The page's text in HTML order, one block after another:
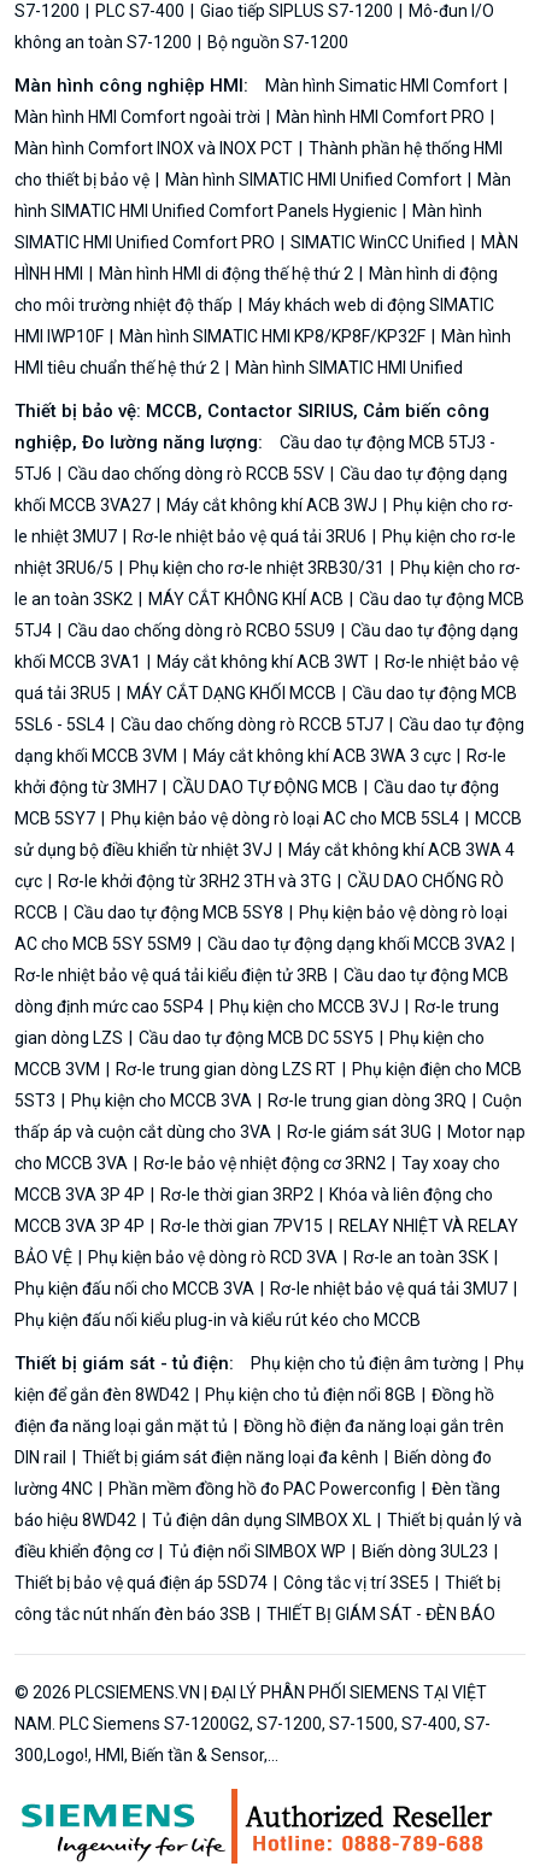
S7-1200
PLC S7-400 Giao tiếp SIPLUS S7-1200
Mô-đun I/O
không an toàn S7-1200
Bộ nguồn S7-1200
Màn hình công nghiệp HMI:
Màn hình Simatic HMI Comfort
Màn hình HMI Comfort ngoài trời
Màn hình HMI Comfort PRO
Màn hình Comfort INOX và INOX PCT
Thành phần hệ thống HMI
cho thiết bị bảo vệ
Màn hình SIMATIC HMI Unified Comfort
Màn
hình SIMATIC HMI Unified Comfort Panels Hygienic
Màn hình
SIMATIC HMI Unified Comfort PRO
SIMATIC WinCC Unified
MÀN
HÌNH HMI
Màn hình HMI di động thế hệ thứ 2
Màn hình di động
cho môi trường nhiệt độ thấp
Máy khách web di động SIMATIC
HMI IWP10F
Màn hình SIMATIC HMI KP8/KP8F/KP32F
Màn hình
HMI tiêu chuẩn thế hệ thứ 2
Màn hình SIMATIC HMI Unified
Thiết bị bảo vệ: MCCB, Contactor SIRIUS, Cảm biến công
nghiệp, Đo lường năng lượng:
Cầu dao tự động MCB 5TJ3 -
5TJ6
Cầu dao chống dòng rò RCCB 5SV
Cầu dao tự động dạng
khối MCCB 3VA27
Máy cắt không khí ACB 3WJ
Phụ kiện cho rơ-
le nhiệt 3MU7
Rơ-le nhiệt bảo vệ quá tải 3RU6
Phụ kiện cho rơ-le
nhiệt 3RU6/5
Phụ kiện cho rơ-le nhiệt 3RB30/31
Phụ kiện cho rơ-
le an toàn 3SK2
MÁY CẮT KHÔNG KHÍ ACB
Cầu dao tự động MCB
5TJ4
Cầu dao chống dòng rò RCBO 5SU9
Cầu dao tự động dạng
khối MCCB 3VA1
Máy cắt không khí ACB 3WT
Rơ-le nhiệt bảo vệ
quá tải 3RU5
MÁY CẮT DẠNG KHỐI MCCB
Cầu dao tự động MCB
5SL6 - 5SL4
Cầu dao chống dòng rò RCCB 5TJ7
Cầu dao tự động
dạng khối MCCB 3VM
Máy cắt không khí ACB 3WA 3 cực
Rơ-le
khởi động từ 3MH7
CẦU DAO TỰ ĐỘNG MCB
Cầu dao tự động
MCB 5SY7
Phụ kiện bảo vệ dòng rò loại AC cho MCB 5SL4
MCCB
sử dụng bộ điều khiển từ nhiệt 3VJ
Máy cắt không khí ACB 3WA 4
cực
Rơ-le khởi động từ 3RH2 3TH và 3TG
CẦU DAO CHỐNG RÒ
RCCB
Cầu dao tự động MCB 5SY8
Phụ kiện bảo vệ dòng rò loại
AC cho MCB 5SY 5SM9
Cầu dao tự động dạng khối MCCB 3VA2
Rơ-le nhiệt bảo vệ quá tải kiểu điện tử 3RB
Cầu dao tự động MCB
dòng định mức cao 5SP4
Phụ kiện cho MCCB 3VJ
Rơ-le trung
gian dòng LZS
Cầu dao tự động MCB DC 5SY5
Phụ kiện cho
MCCB 3VM
Rơ-le trung gian dòng LZS RT
Phụ kiện điện cho MCB
5ST3
Phụ kiện cho MCCB 3VA Rơ-le trung gian dòng 3RQ
Cuộn
thấp áp và cuộn cắt dùng cho 3VA
Rơ-le giám sát 3UG
Motor nạp
cho MCCB 3VA
Rơ-le bảo vệ nhiệt động cơ 3RN2
Tay xoay cho
MCCB 3VA 3P 4P
Rơ-le thời gian 3RP2
Khóa và liên động cho
MCCB 3VA 3P 4P
Rơ-le thời gian 7PV15
RELAY NHIỆT VÀ RELAY
BẢO VỆ
Phụ kiện bảo vệ dòng rò RCD 3VA
Rơ-le an toàn 3SK
Phụ kiện đấu nối cho MCCB 3VA
Rơ-le nhiệt bảo vệ quá tải 3MU7
Phụ kiện đấu nối kiểu plug-in và kiểu rút kéo cho MCCB
Thiết bị giám sát - tủ điện: Phụ kiện cho tủ điện âm tường
Phụ
kiện để gắn đèn 8WD42
Phụ kiện cho tủ điện nổi 8GB
Đồng hồ
điện đa năng loại gắn mặt tủ
Đồng hồ điện đa năng loại gắn trên
DIN rail
Thiết bị giám sát điện năng loại đa kênh
Biến dòng đo
lường 4NC
Phần mềm đồng hồ đo PAC Powerconfig
Đèn tầng
báo hiệu 8WD42
Tủ điện dân dụng SIMBOX XL
Thiết bị quản lý và
điều khiển động cơ
Tủ điện nổi SIMBOX WP
Biến dòng 3UL23
Thiết bị bảo vệ quá điện áp 5SD74
Công tắc vị trí 3SE5
Thiết bị
công tắc nút nhấn đèn báo 3SB
THIẾT BỊ GIÁM SÁT - ĐÈN BÁO
© 2026 PLCSIEMENS.VN | ĐẠI LÝ PHÂN PHỐI SIEMENS TẠI VIỆT
NAM. PLC Siemens S7-1200G2, S7-1200, S7-1500, S7-400, S7-
300,Logo!, HMI, Biến tần & Sensor,...